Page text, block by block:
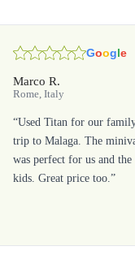
Google
Marco R.
Rome, Italy
“Used Titan for our
trip to Malaga. The
was perfect for us and the
kids. Great price too.”